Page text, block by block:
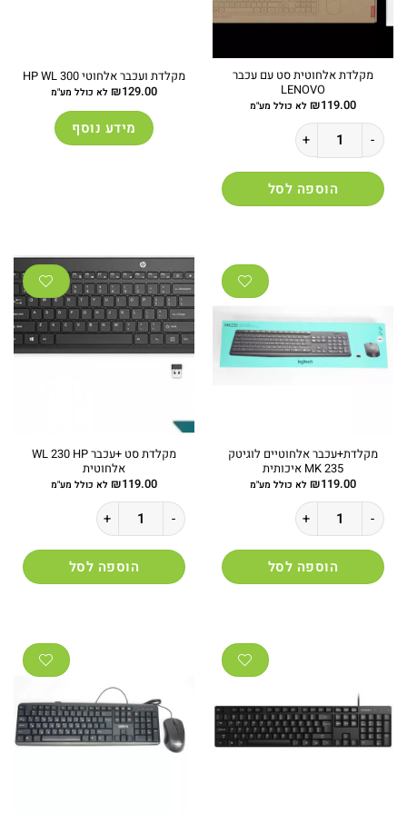
מקלדת אלחוטית סט עם עכבר
LENOVO
₪119.00 לא כולל מע"מ
כמות של מקלדת אלחוטית סט עם עכבר LENOVO
הוספה לסל
מקלדת ועכבר אלחוטי HP WL 300
₪129.00 לא כולל מע"מ
מידע נוסף
מקלדת+עכבר אלחוטיים לוגיטק
MK 235 איכותית
₪119.00 לא כולל מע"מ
כמות של מקלדת+עכבר אלחוטיים לוגיטק MK 235 איכותית
הוספה לסל
מקלדת סט +עכבר WL 230 HP
אלחוטית
₪119.00 לא כולל מע"מ
כמות של מקלדת סט +עכבר WL 230 HP אלחוטית
הוספה לסל